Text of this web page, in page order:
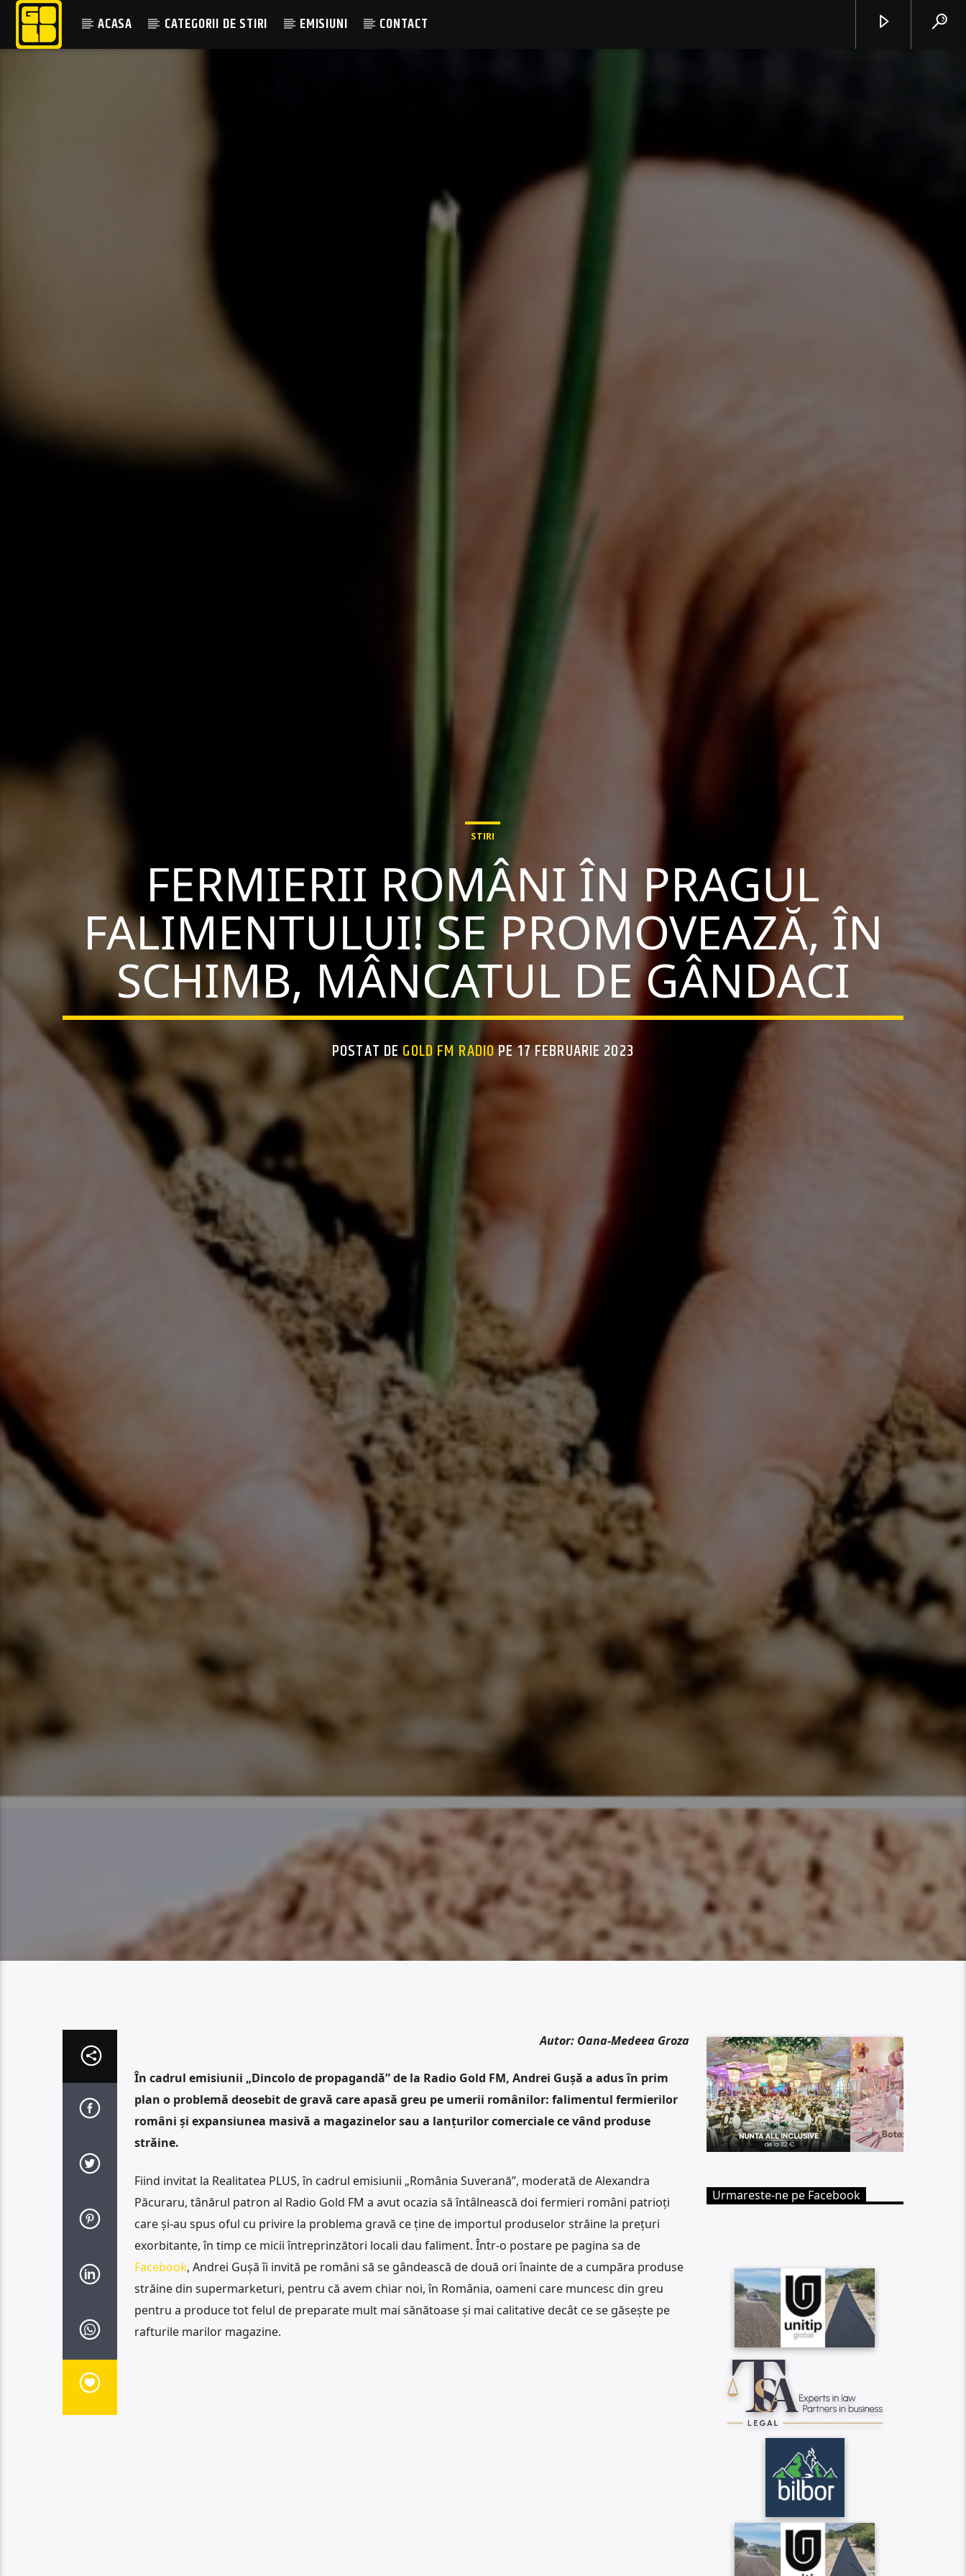
ACASA CATEGORII DE STIRI EMISIUNI CONTACT
STIRI
FERMIERII ROMÂNI ÎN PRAGUL
FALIMENTULUI! SE PROMOVEAZĂ, ÎN
SCHIMB, MÂNCATUL DE GÂNDACI
POSTAT DEGOLD FM RADIOPE 17 FEBRUARIE 2023
Autor: Oana-Medeea Groza
În cadrul emisiunii „Dincolo de propagandă” de la Radio Gold FM, Andrei Gușă a adus în prim
plan o problemă deosebit de gravă care apasă greu pe umerii românilor: falimentul fermierilor
români și expansiunea masivă a magazinelor sau a lanțurilor comerciale ce vând produse
străine.
Fiind invitat la Realitatea PLUS, în cadrul emisiunii „România Suverană”, moderată de Alexandra
Păcuraru, tânărul patron al Radio Gold FM a avut ocazia să întâlnească doi fermieri români patrioți
care și-au spus oful cu privire la problema gravă ce ține de importul produselor străine la prețuri
exorbitante, în timp ce micii întreprinzători locali dau faliment. Într-o postare pe pagina sa de
Facebook, Andrei Gușă îi invită pe români să se gândească de două ori înainte de a cumpăra produse
străine din supermarketuri, pentru că avem chiar noi, în România, oameni care muncesc din greu
pentru a produce tot felul de preparate mult mai sănătoase și mai calitative decât ce se găsește pe
rafturile marilor magazine.
Urmareste-ne pe Facebook